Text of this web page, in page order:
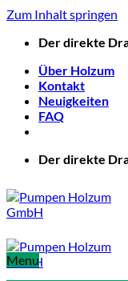
Zum Inhalt springen
Der direkte
Über Holzum
Kontakt
Neuigkeiten
FAQ
Der direkte
Menu